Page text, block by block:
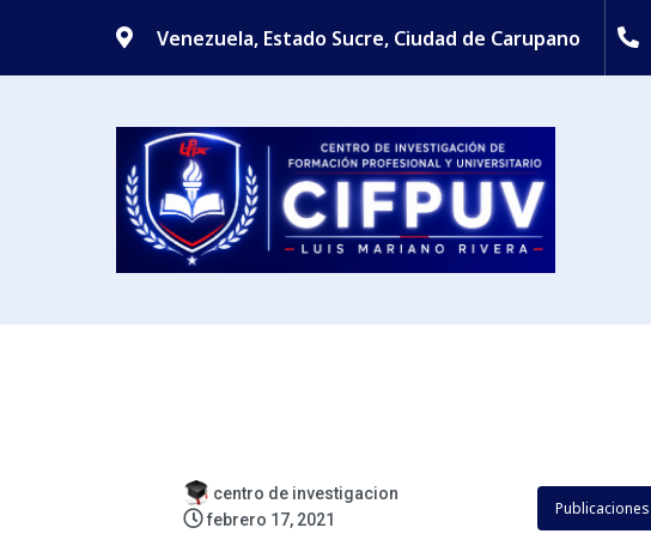
Venezuela, Estado Sucre, Ciudad de Carupano
centro de investigacion
febrero 17, 2021
Publicaciones